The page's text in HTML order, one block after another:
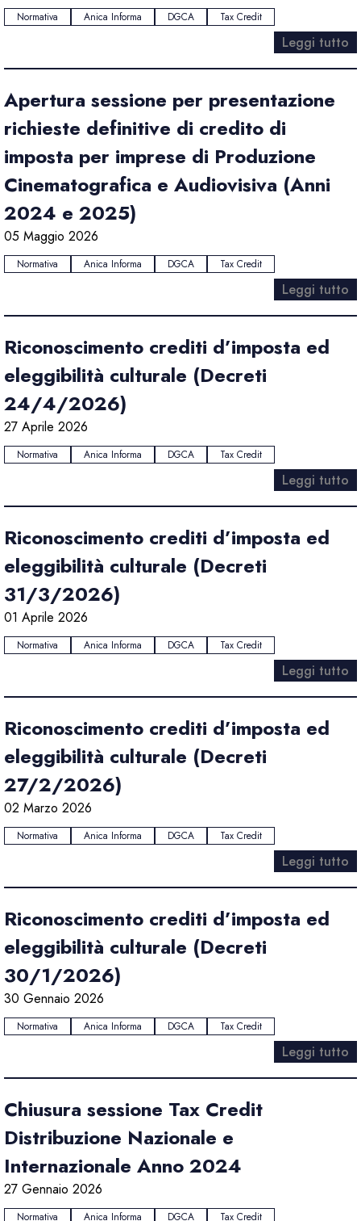
Normativa Anica Informa DGCA Tax Credit
Leggi tutto
Apertura sessione per presentazione
richieste definitive di credito di
imposta per imprese di Produzione
Cinematografica e Audiovisiva (Anni
2024 e 2025)
05 Maggio 2026
Normativa Anica Informa DGCA Tax Credit
Leggi tutto
Riconoscimento crediti d’imposta ed
eleggibilità culturale (Decreti
24/4/2026)
27 Aprile 2026
Normativa Anica Informa DGCA Tax Credit
Leggi tutto
Riconoscimento crediti d’imposta ed
eleggibilità culturale (Decreti
31/3/2026)
01 Aprile 2026
Normativa Anica Informa DGCA Tax Credit
Leggi tutto
Riconoscimento crediti d’imposta ed
eleggibilità culturale (Decreti
27/2/2026)
02 Marzo 2026
Normativa Anica Informa DGCA Tax Credit
Leggi tutto
Riconoscimento crediti d’imposta ed
eleggibilità culturale (Decreti
30/1/2026)
30 Gennaio 2026
Normativa Anica Informa DGCA Tax Credit
Leggi tutto
Chiusura sessione Tax Credit
Distribuzione Nazionale e
Internazionale Anno 2024
27 Gennaio 2026
Normativa Anica Informa DGCA Tax Credit